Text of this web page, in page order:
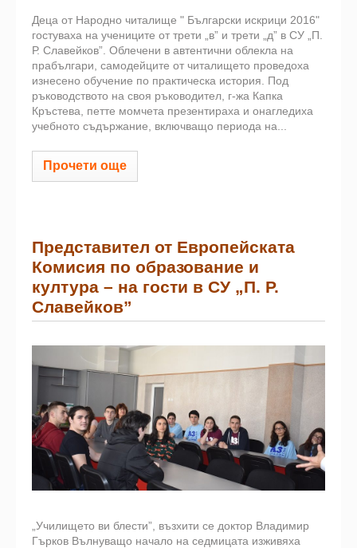
Деца от Народно читалище " Български искрици 2016"
гостуваха на учениците от трети „в” и трети „д” в СУ „П.
Р. Славейков”. Облечени в автентични облекла на
прабългари, самодейците от читалището проведоха
изнесено обучение по практическа история. Под
ръководството на своя ръководител, г-жа Капка
Кръстева, петте момчета презентираха и онагледиха
учебното съдържание, включващо периода на...
Прочети още
Представител от Европейската
Комисия по образование и
култура – на гости в СУ „П. Р.
Славейков”
„Училището ви блести”, възхити се доктор Владимир
Гърков Вълнуващо начало на седмицата изживяха